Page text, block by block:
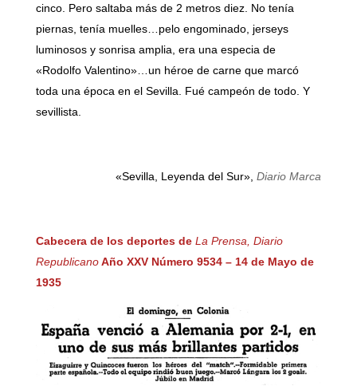
cinco. Pero saltaba más de 2 metros diez. No tenía
piernas, tenía muelles…pelo engominado, jerseys
luminosos y sonrisa amplia, era una especia de
«Rodolfo Valentino»…un héroe de carne que marcó
toda una época en el Sevilla. Fué campeón de todo. Y
sevillista.
«Sevilla, Leyenda del Sur», Diario Marca
Cabecera de los deportes de La Prensa, Diario
RepublicanoAño XXV Número 9534 – 14 de Mayo de
1935